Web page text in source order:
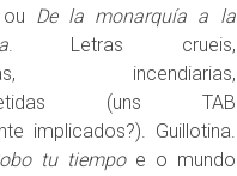
De la monarquía a la
. Letras crueis,
incendiarias,
(uns TAB
implicados?). Guillotina.
tu tiempoe o mundo